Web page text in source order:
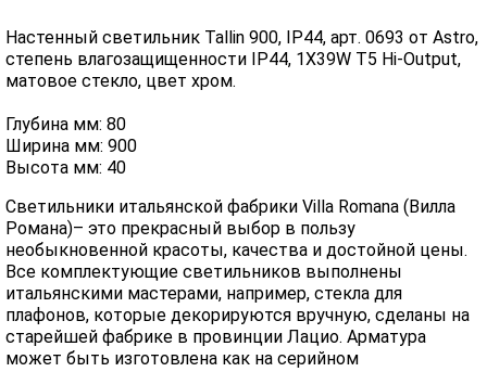
Настенный светильник Tallin 900, IP44, арт. 0693 от Astro,
степень влагозащищенности IP44, 1X39W T5 Hi-Output,
матовое стекло, цвет хром.
Глубина мм: 80
Ширина мм: 900
Высота мм: 40
Светильники итальянской фабрики Villa Romana (Вилла
Романа)– это прекрасный выбор в пользу
необыкновенной красоты, качества и достойной цены.
Все комплектующие светильников выполнены
итальянскими мастерами, например, стекла для
плафонов, которые декорируются вручную, сделаны на
старейшей фабрике в провинции Лацио. Арматура
может быть изготовлена как на серийном